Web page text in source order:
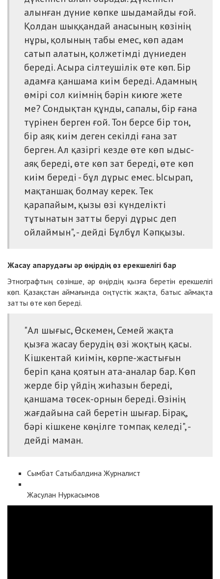
алынған дүние көпке шыдамайды ғой.
Қолдан шыққандай анасының көзінің
нұры, қолының табы емес, көп адам
сатып алатын, қолжетімді дүниеден
береді. Асыра сілтеушілік өте көп. Бір
адамға қаншама киім береді. Адамның
өмірі сол киімнің бәрін киюге жете
ме? Сондықтан құнды, сапалы, бір ғана
түрінен берген ғой. Тон берсе бір тон,
бір аяқ киім деген секілді ғана зат
берген. Ал қазіргі кезде өте көп ыдыс-
аяқ береді, өте көп зат береді, өте көп
киім береді - бұл дұрыс емес. Ысырап,
мақтаншақ болмау керек. Тек
қарапайым, қызы өзі күнделікті
тұтынатын затты беруі дұрыс деп
ойлаймын", - дейді Бұлбұл Кәпқызы.
Жасау апарудағы әр өңірдің өз ерекшелігі бар
Этнографтың сөзінше, әр өңірдің қызға беретін ерекшелігі
көп. Қазақстан аймағында оңтүстік жақта, батыс аймақта
затты өте көп береді.
"Ал шығыс, Өскемен, Семей жақта
қызға жасау берудің өзі жоқтың қасы.
Кішкентай киімін, көрпе-жастығын
беріп қана қоятын ата-аналар бар. Көп
жерде бір үйдің жиһазын береді,
қаншама төсек-орнын береді. Өзінің
жағдайына сай беретін шығар. Бірақ,
бәрі кішкене көңілге томпақ келеді", -
дейді маман.
Сымбат Сатыбалдина Журналист
Жасулан Нуркасымов